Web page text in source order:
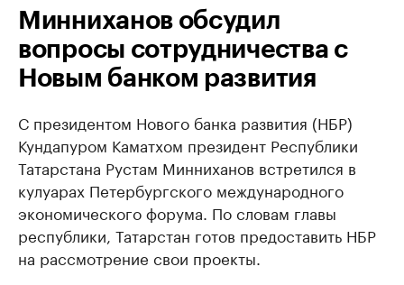
Минниханов обсудил
вопросы сотрудничества с
Новым банком развития
С президентом Нового банка развития (НБР)
Кундапуром Каматхом президент Республики
Татарстана Рустам Минниханов встретился в
кулуарах Петербургского международного
экономического форума. По словам главы
республики, Татарстан готов предоставить НБР
на рассмотрение свои проекты.